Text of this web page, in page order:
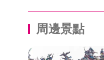
周邊景點